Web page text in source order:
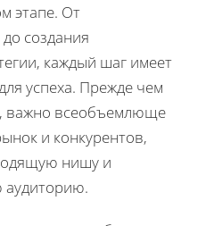
этапе. От
создания
каждый шаг имеет
успеха. Прежде чем
важно всеобъемлюще
и конкурентов,
нишу и
аудиторию.